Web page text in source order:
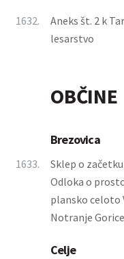
1632.
Aneks št. 2 k
lesarstvo
OBČINE
Brezovica
1633.
Sklep o
Odloka o
plansko celoto
Notranje Gorice
Celje